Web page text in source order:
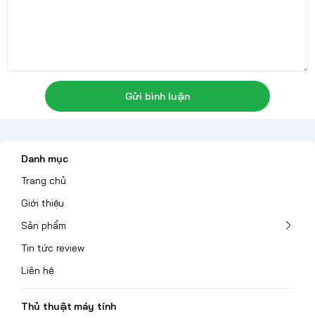
Gửi bình luận
Danh mục
Trang chủ
Giới thiệu
Sản phẩm
Tin tức review
Liên hệ
Thủ thuật máy tính